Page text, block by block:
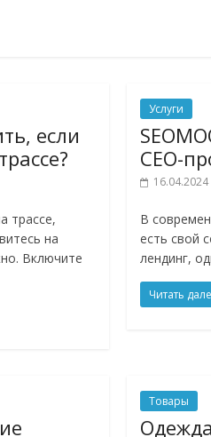
если
трассе,
на
Включите
Услуги
СЕО-
16.04.2024
В
есть свой
лендинг,
Читать
Товары